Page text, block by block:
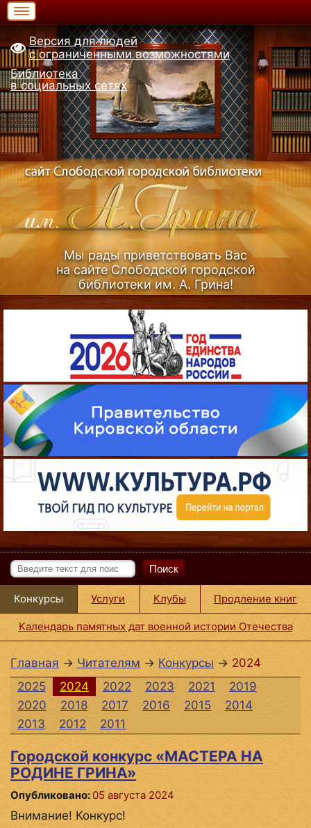
Версия для людей
с ограниченными возможностями
Библиотека
в социальных сетях
Мы рады приветствовать Вас
на сайте Слободской городской
библиотеки им. А. Грина!
Узнать больше (Из истории библиотеки)...
Поиск
Конкурсы Услуги Клубы Продление книг
Календарь памятных дат военной истории Отечества
Главная → Читателям → Конкурсы → 2024
2025
2024 2022 2023 2021
2019
2020
2018 2017 2016 2015
2014
2013
2012 2011
Городской конкурс «МАСТЕРА НА
РОДИНЕ ГРИНА»
Опубликовано: 05 августа 2024
Внимание! Конкурс!